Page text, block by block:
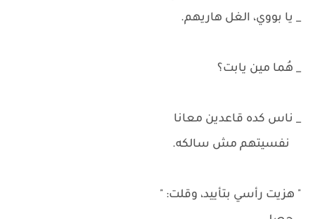
_ يا بووي، الغل هاريهم.
_ هُما مين يابت؟
_ ناس كده قاعدين معانا
نفسيتهم مش سالكه.
" هزيت رأسي بتأييد، وقلت: "